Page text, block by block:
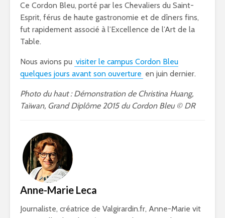
Ce Cordon Bleu, porté par les Chevaliers du Saint-
Esprit, férus de haute gastronomie et de dîners fins,
fut rapidement associé à l’Excellence de l’Art de la
Table.
Nous avions pu visiter le campus Cordon Bleu
quelques jours avant son ouverture en juin dernier.
Photo du haut : Démonstration de Christina Huang,
Taïwan, Grand Diplôme 2015 du Cordon Bleu © DR
Anne-Marie Leca
Journaliste, créatrice de Valgirardin.fr, Anne-Marie vit